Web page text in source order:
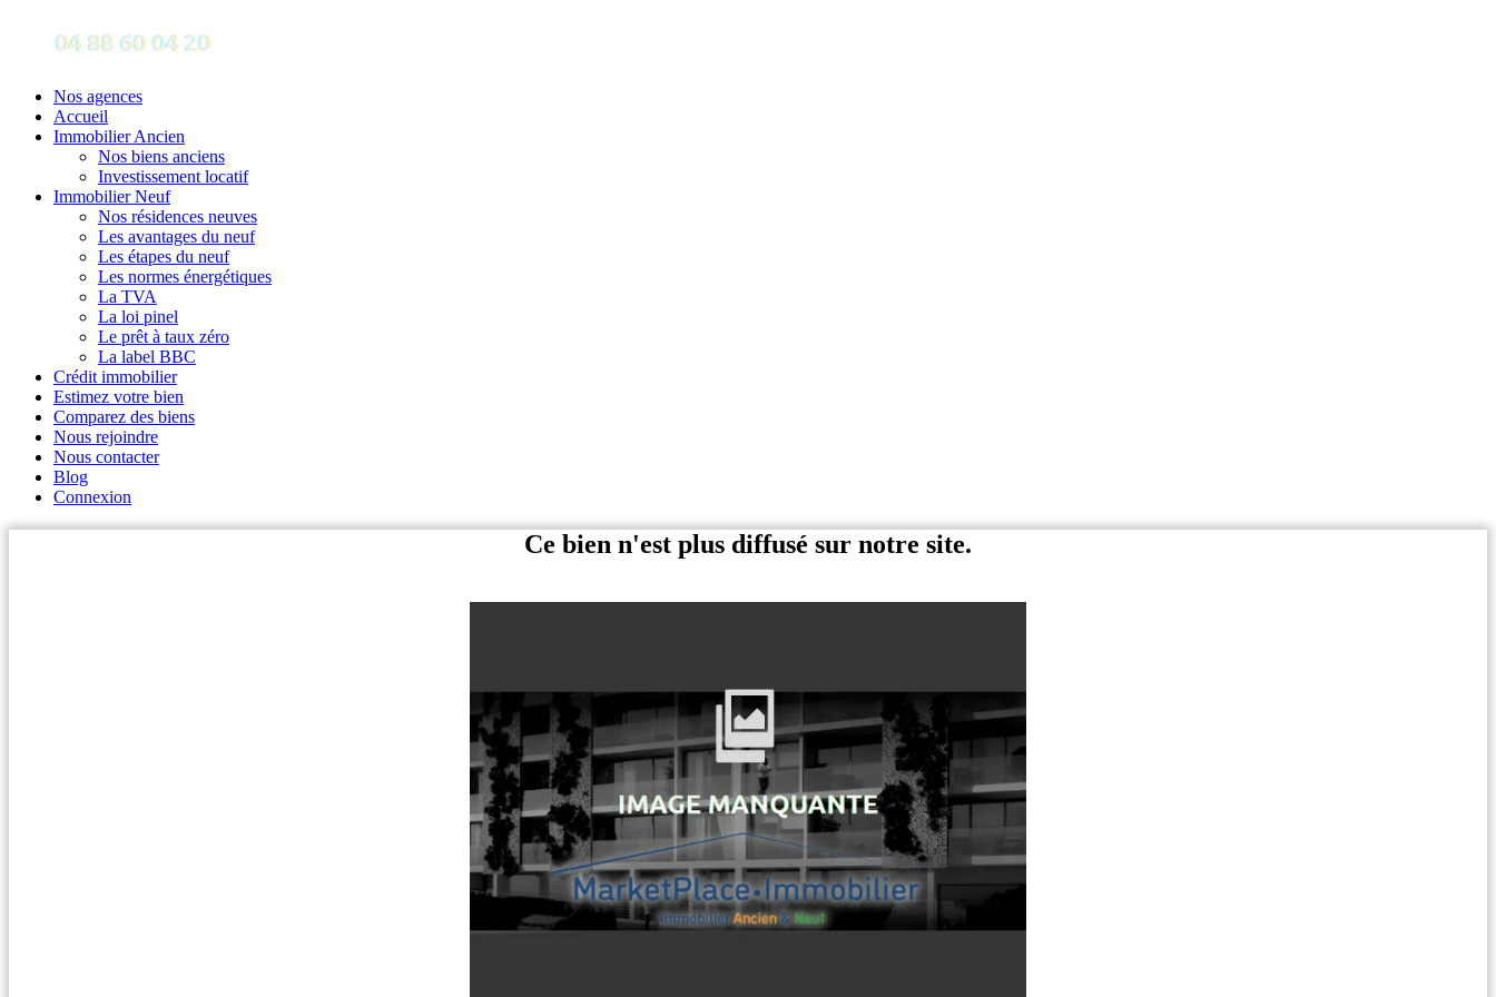
Nos agences
Accueil
Immobilier Ancien
Nos biens anciens
Investissement locatif
Immobilier Neuf
Nos résidences neuves
Les avantages du neuf
Les étapes du neuf
Les normes énergétiques
La TVA
La loi pinel
Le prêt à taux zéro
La label BBC
Crédit immobilier
Estimez votre bien
Comparez des biens
Nous rejoindre
Nous contacter
Blog
Connexion
Ce bien n'est plus diffusé sur notre site.